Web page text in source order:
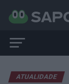
ATUALIDADE